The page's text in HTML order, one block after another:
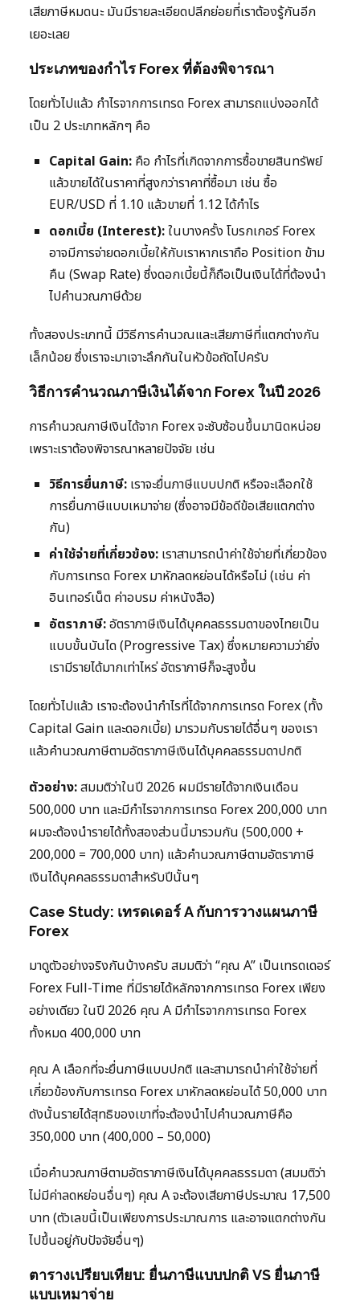
เสียภาษีหมดนะ มันมีรายละเอียดปลีกย่อยที่เราต้องรู้กันอีก
เยอะเลย
ประเภทของกำไร Forex ที่ต้องพิจารณา
โดยทั่วไปแล้ว กำไรจากการเทรด Forex สามารถแบ่งออกได้
เป็น 2 ประเภทหลักๆ คือ
Capital Gain: คือ กำไรที่เกิดจากการซื้อขายสินทรัพย์
แล้วขายได้ในราคาที่สูงกว่าราคาที่ซื้อมา เช่น ซื้อ
EUR/USD ที่ 1.10 แล้วขายที่ 1.12 ได้กำไร
ดอกเบี้ย (Interest):ในบางครั้ง โบรกเกอร์ Forex
อาจมีการจ่ายดอกเบี้ยให้กับเราหากเราถือ Position ข้าม
คืน (Swap Rate) ซึ่งดอกเบี้ยนี้ก็ถือเป็นเงินได้ที่ต้องนำ
ไปคำนวณภาษีด้วย
ทั้งสองประเภทนี้ มีวิธีการคำนวณและเสียภาษีที่แตกต่างกัน
เล็กน้อย ซึ่งเราจะมาเจาะลึกกันในหัวข้อถัดไปครับ
วิธีการคำนวณภาษีเงินได้จาก Forex ในปี 2026
การคำนวณภาษีเงินได้จาก Forex จะซับซ้อนขึ้นมานิดหน่อย
เพราะเราต้องพิจารณาหลายปัจจัย เช่น
วิธีการยื่นภาษี: เราจะยื่นภาษีแบบปกติ หรือจะเลือกใช้
การยื่นภาษีแบบเหมาจ่าย (ซึ่งอาจมีข้อดีข้อเสียแตกต่าง
กัน)
ค่าใช้จ่ายที่เกี่ยวข้อง: เราสามารถนำค่าใช้จ่ายที่เกี่ยวข้อง
กับการเทรด Forex มาหักลดหย่อนได้หรือไม่ (เช่น ค่า
อินเทอร์เน็ต ค่าอบรม ค่าหนังสือ)
อัตราภาษี:อัตราภาษีเงินได้บุคคลธรรมดาของไทยเป็น
แบบขั้นบันได (Progressive Tax) ซึ่งหมายความว่ายิ่ง
เรามีรายได้มากเท่าไหร่ อัตราภาษีก็จะสูงขึ้น
โดยทั่วไปแล้ว เราจะต้องนำกำไรที่ได้จากการเทรด Forex (ทั้ง
Capital Gain และดอกเบี้ย) มารวมกับรายได้อื่นๆ ของเรา
แล้วคำนวณภาษีตามอัตราภาษีเงินได้บุคคลธรรมดาปกติ
ตัวอย่าง:สมมติว่าในปี 2026 ผมมีรายได้จากเงินเดือน
500,000 บาท และมีกำไรจากการเทรด Forex 200,000 บาท
ผมจะต้องนำรายได้ทั้งสองส่วนนี้มารวมกัน (500,000 +
200,000 = 700,000 บาท) แล้วคำนวณภาษีตามอัตราภาษี
เงินได้บุคคลธรรมดาสำหรับปีนั้นๆ
Case Study: เทรดเดอร์ A กับการวางแผนภาษี
Forex
มาดูตัวอย่างจริงกันบ้างครับ สมมติว่า “คุณ A” เป็นเทรดเดอร์
Forex Full-Time ที่มีรายได้หลักจากการเทรด Forex เพียง
อย่างเดียว ในปี 2026 คุณ A มีกำไรจากการเทรด Forex
ทั้งหมด 400,000 บาท
คุณ A เลือกที่จะยื่นภาษีแบบปกติ และสามารถนำค่าใช้จ่ายที่
เกี่ยวข้องกับการเทรด Forex มาหักลดหย่อนได้ 50,000 บาท
ดังนั้นรายได้สุทธิของเขาที่จะต้องนำไปคำนวณภาษีคือ
350,000 บาท (400,000 – 50,000)
เมื่อคำนวณภาษีตามอัตราภาษีเงินได้บุคคลธรรมดา (สมมติว่า
ไม่มีค่าลดหย่อนอื่นๆ) คุณ A จะต้องเสียภาษีประมาณ 17,500
บาท (ตัวเลขนี้เป็นเพียงการประมาณการ และอาจแตกต่างกัน
ไปขึ้นอยู่กับปัจจัยอื่นๆ)
ตารางเปรียบเทียบ: ยื่นภาษีแบบปกติ VS ยื่นภาษี
แบบเหมาจ่าย